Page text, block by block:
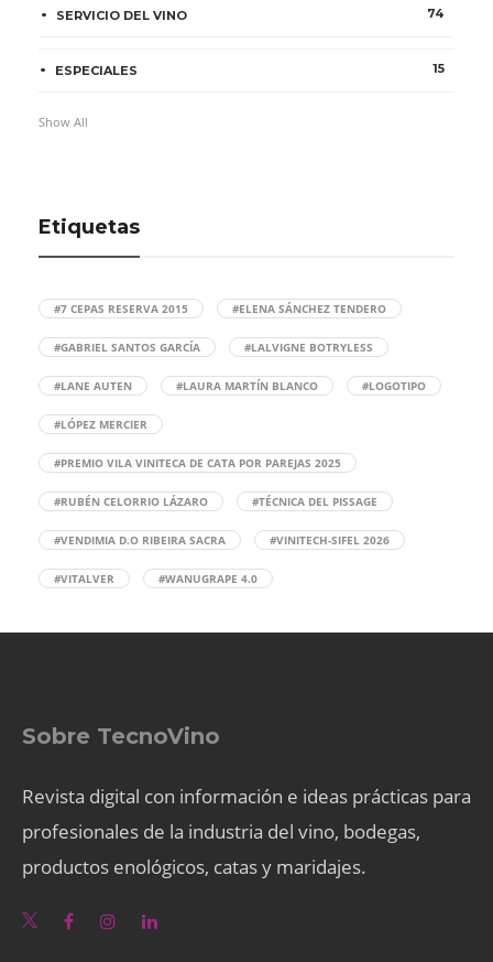
SERVICIO DEL VINO
74
ESPECIALES 15
Show All
Etiquetas
#7 CEPAS RESERVA 2015 #ELENA SÁNCHEZ TENDERO
#GABRIEL SANTOS GARCÍA #LALVIGNE BOTRYLESS
#LANE AUTEN #LAURA MARTÍN BLANCO #LOGOTIPO
#LÓPEZ MERCIER
#PREMIO VILA VINITECA DE CATA POR PAREJAS 2025
#RUBÉN CELORRIO LÁZARO #TÉCNICA DEL PISSAGE
#VENDIMIA D.O RIBEIRA SACRA #VINITECH-SIFEL 2026
#VITALVER #WANUGRAPE 4.0
Sobre TecnoVino
Revista digital con información e ideas prácticas para
profesionales de la industria del vino, bodegas,
productos enológicos, catas y maridajes.